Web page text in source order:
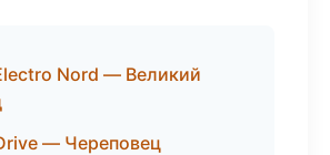
Nord — Великий
— Череповец